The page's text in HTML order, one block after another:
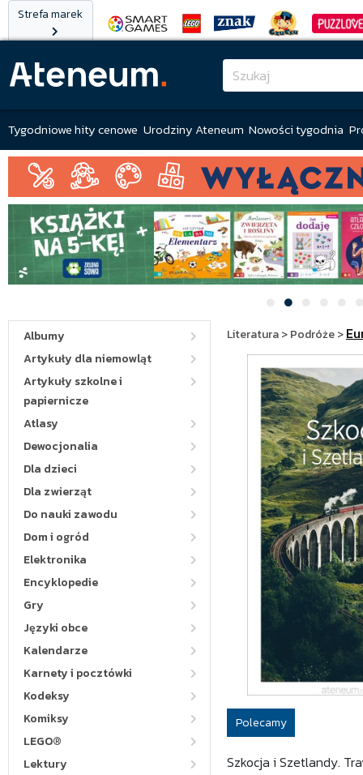
Strefa marek
Tygodniowe hity cenowe Urodziny Ateneum Nowości tygodnia
Albumy
Artykuły dla niemowląt
Artykuły szkolne i
papiernicze
Atlasy
Dewocjonalia
Dla dzieci
Dla zwierząt
Do nauki zawodu
Dom i ogród
Elektronika
Encyklopedie
Gry
Języki obce
Kalendarze
Karnety i pocztówki
Kodeksy
Komiksy
LEGO®
Lektury
Literatura>Podróże>
Polecamy
Szkocja i Szetlandy.